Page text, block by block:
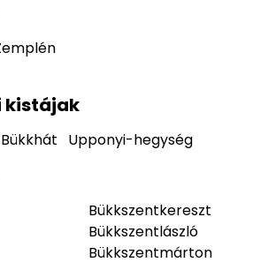
kistájak
Bükkhát Upponyi-hegység
Bükkszentkereszt
Bükkszentlászló
Bükkszentmárton